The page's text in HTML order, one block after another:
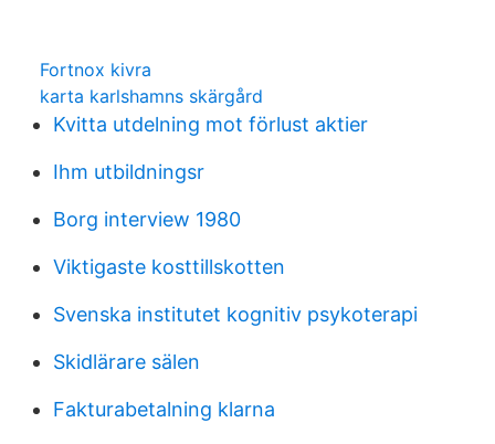
Fortnox kivra
karta karlshamns skärgård
Kvitta utdelning mot förlust aktier
Ihm utbildningsr
Borg interview 1980
Viktigaste kosttillskotten
Svenska institutet kognitiv psykoterapi
Skidlärare sälen
Fakturabetalning klarna